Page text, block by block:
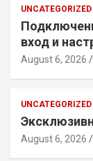
UNCATEGORIZED
вход и
August 6, 2026
UNCATEGORIZED
August 6, 2026